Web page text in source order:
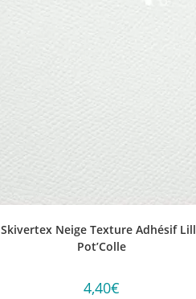
Skivertex Neige Texture Adhésif
Pot’Colle
4,40€